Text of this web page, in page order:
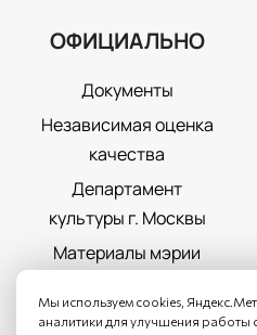
ОФИЦИАЛЬНО
Документы
Независимая оценка
качества
Департамент
культуры г. Москвы
Материалы мэрии
Политика
Мы используем cookies,
аналитики для улучшения работы